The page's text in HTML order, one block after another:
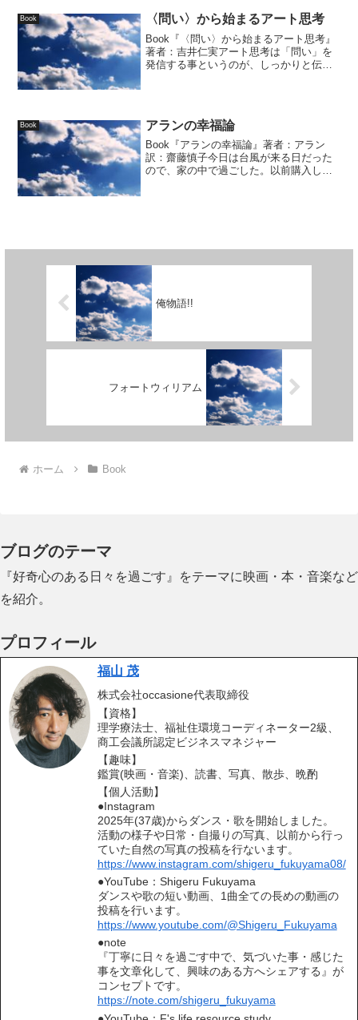
Book 〈問い〉から始まるアート思考
Book『〈問い〉から始まるアート思考』
著者：吉井仁実アート思考は「問い」を
発信する事というのが、しっかりと伝わ
Book アランの幸福論
Book『アランの幸福論』著者：アラン
訳：齋藤慎子今日は台風が来る日だった
ので、家の中で過ごした。以前購入し、
俺物語!!
フォートウィリアム
ホーム Book
ブログのテーマ
『好奇心のある日々を過ごす』をテーマに映画・本・音楽など
を紹介。
プロフィール
福山 茂
株式会社occasione代表取締役
【資格】
理学療法士、福祉住環境コーディネーター2級、
商工会議所認定ビジネスマネジャー
【趣味】
鑑賞(映画・音楽)、読書、写真、散歩、晩酌
【個人活動】
●Instagram
2025年(37歳)からダンス・歌を開始しました。
活動の様子や日常・自撮りの写真、以前から行っ
ていた自然の写真の投稿を行ないます。
https://www.instagram.com/shigeru_fukuyama08/
●YouTube：Shigeru Fukuyama
ダンスや歌の短い動画、1曲全ての長めの動画の
投稿を行います。
https://www.youtube.com/@Shigeru_Fukuyama
●note
『丁寧に日々を過ごす中で、気づいた事・感じた
事を文章化して、興味のある方へシェアする』が
コンセプトです。
https://note.com/shigeru_fukuyama